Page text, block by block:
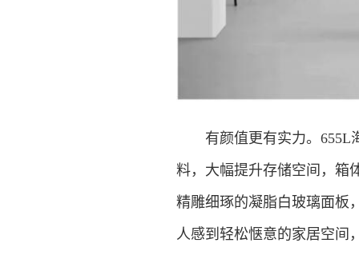
有颜值更有实力。655L海
料，大幅提升存储空间，箱
精雕细琢的凝脂白玻璃面板
人感到轻松惬意的家居空间